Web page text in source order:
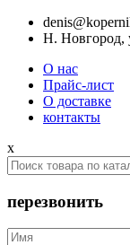
Н. Новгород,
О нас
Прайс-лист
О доставке
контакты
x
перезвонить